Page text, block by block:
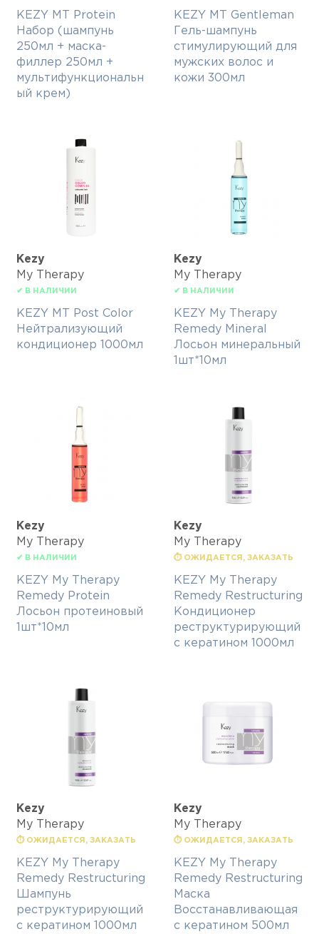
KEZY MT Protein
Набор (шампунь
250мл + маска-
филлер 250мл +
мультифункциональн
ый крем)
KEZY MT Gentleman
Гель-шампунь
стимулирующий для
мужских волос и
кожи 300мл
Kezy
My Therapy
✔ В НАЛИЧИИ
KEZY MT Post Color
Нейтрализующий
кондиционер 1000мл
Kezy
My Therapy
✔ В НАЛИЧИИ
KEZY My Therapy
Remedy Mineral
Лосьон минеральный
1шт*10мл
Kezy
My Therapy
✔ В НАЛИЧИИ
KEZY My Therapy
Remedy Protein
Лосьон протеиновый
1шт*10мл
Kezy
My Therapy
⏱ ОЖИДАЕТСЯ, ЗАКАЗАТЬ
KEZY My Therapy
Remedy Restructuring
Кондиционер
реструктурирующий
с кератином 1000мл
Kezy
My Therapy
⏱ ОЖИДАЕТСЯ, ЗАКАЗАТЬ
KEZY My Therapy
Remedy Restructuring
Шампунь
реструктурирующий
с кератином 1000мл
Kezy
My Therapy
⏱ ОЖИДАЕТСЯ, ЗАКАЗАТЬ
KEZY My Therapy
Remedy Restructuring
Маска
Восстанавливающая
с кератином 500мл